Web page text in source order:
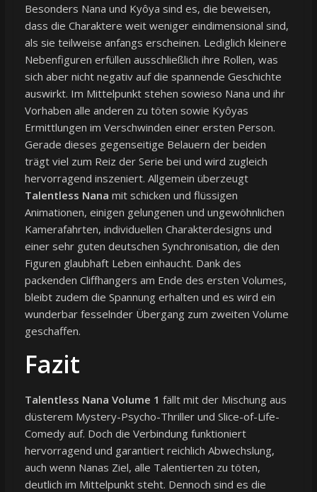
Besonders Nana und Kyôya sind es, die beweisen,
dass die Charaktere weit weniger eindimensional sind,
als sie teilweise anfangs erscheinen. Lediglich kleinere
Nebenfiguren erfüllen ausschließlich ihre Rollen, was
sich aber nicht negativ auf die spannende Geschichte
auswirkt. Im Mittelpunkt stehen sowieso Nana und ihr
Vorhaben alle anderen zu töten sowie Kyôyas
Ermittlungen im Verschwinden einer ersten Person.
Gerade dieses gegenseitige Belauern der beiden
trägt viel zum Reiz der Serie bei und wird zugleich
hervorragend inszeniert. Allgemein überzeugt
Talentless Nana mit schicken und flüssigen
Animationen, einigen gelungenen und ungewöhnlichen
Kamerafahrten, individuellen Charakterdesigns und
einer sehr guten deutschen Synchronisation, die den
Figuren glaubhaft Leben einhaucht. Dank des
packenden Cliffhangers am Ende des ersten Volumes,
bleibt zudem die Spannung erhalten und es wird ein
wunderbar fesselnder Übergang zum zweiten Volume
geschaffen.
Fazit
Talentless Nana Volume 1 fällt mit der Mischung aus
düsterem Mystery-Psycho-Thriller und Slice-of-Life-
Comedy auf. Doch die Verbindung funktioniert
hervorragend und garantiert reichlich Abwechslung,
auch wenn Nanas Ziel, alle Talentierten zu töten,
deutlich im Mittelpunkt steht. Dennoch sind es die